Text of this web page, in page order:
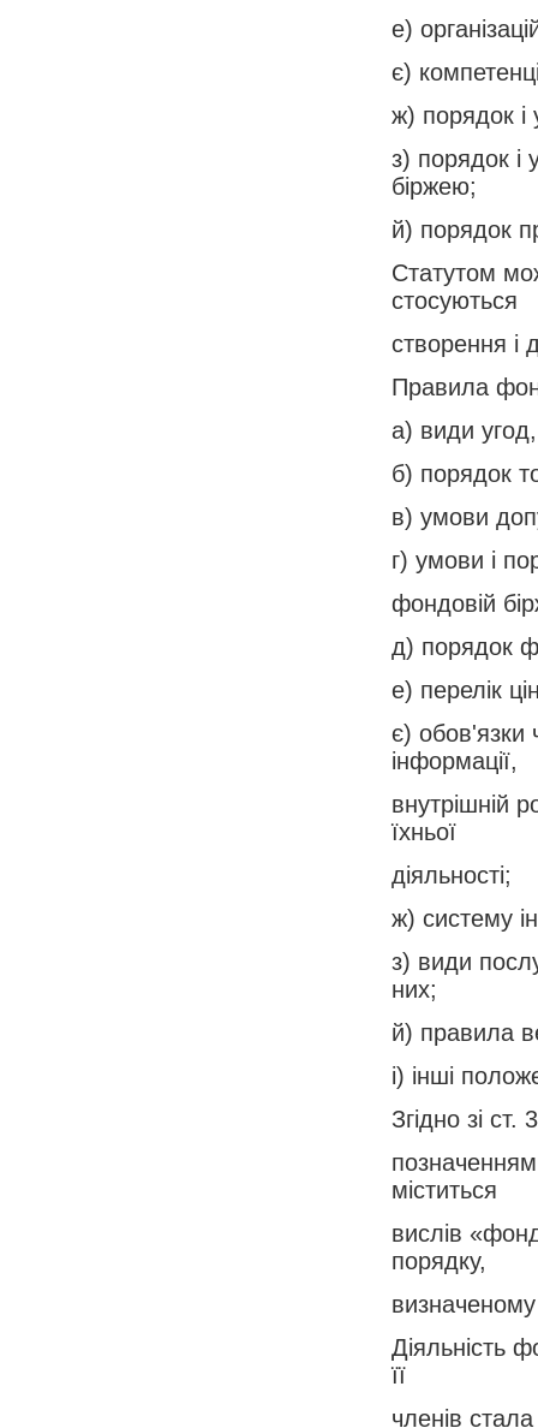
е)
є)
ж) порядок і
з) порядок і
біржею;
й) порядок
Статутом
стосуються
створення і
Правила
а) види
б) порядок
в) умови
г) умови і
фондовій
д) порядок
е) перелік
є) обов'язки
інформації,
внутрішній
їхньої
діяльності;
ж) систему
з) види
них;
й) правила
і) інші
Згідно зі
міститься
вислів
порядку,
Діяльність
її
членів